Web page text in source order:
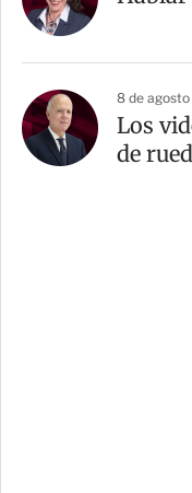
8 de
Los
de